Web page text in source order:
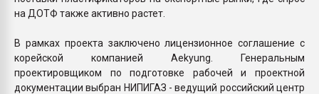
на ДОТФ также активно растет.
В рамках проекта заключено лицензионное соглашение с
корейской компанией Aekyung. Генеральным
проектировщиком по подготовке рабочей и проектной
документации выбран НИПИГАЗ - ведущий российский центр